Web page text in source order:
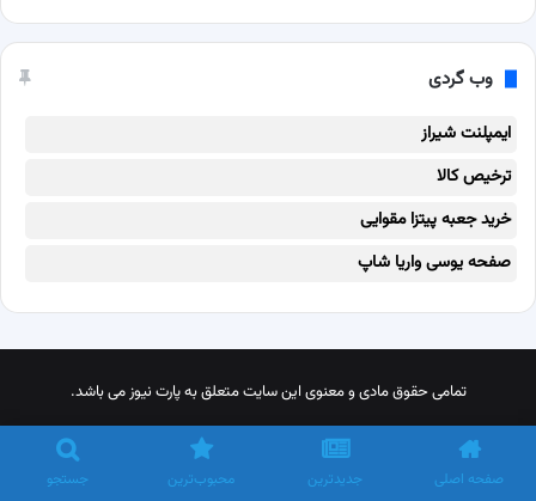
وب گردی
ایمپلنت شیراز
ترخیص کالا
خرید جعبه پیتزا مقوایی
صفحه یوسی واریا شاپ
تمامی حقوق مادی و معنوی این سایت متعلق به پارت نیوز می باشد.
اینستاگرامتلگرام
صفحه اصلی جدیدترین محبوب‌ترین جستجو